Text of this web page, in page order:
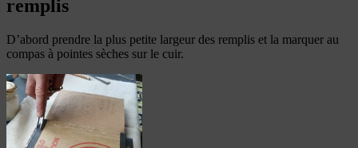
remplis
D’abord prendre la plus petite largeur des remplis et la marquer au
compas à pointes sèches sur le cuir.